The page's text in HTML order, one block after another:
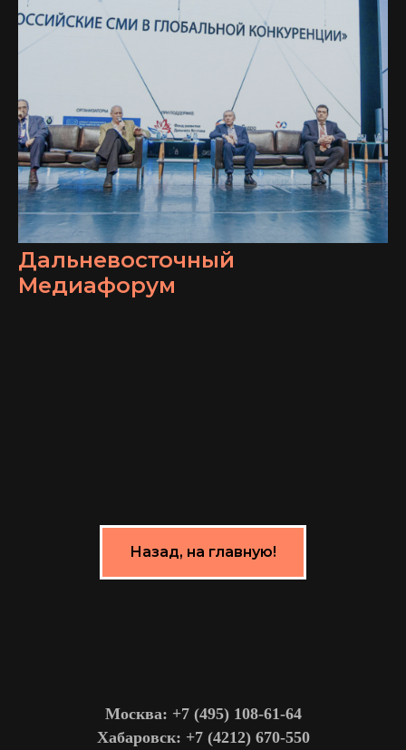
Дальневосточный
Медиафорум
Назад, на главную!
Москва: +7 (495) 108-61-64
Хабаровск: +7 (4212) 670-550